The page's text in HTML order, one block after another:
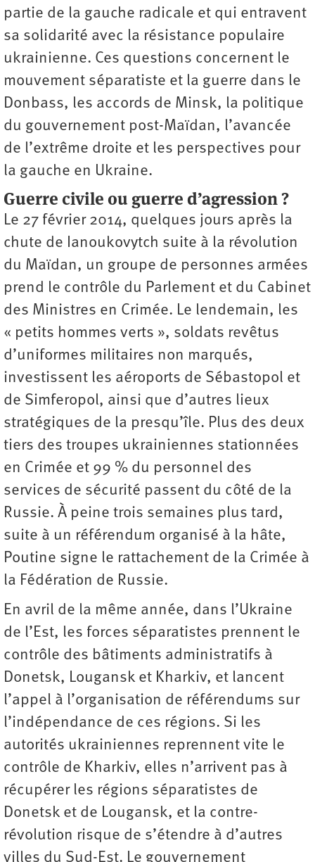
partie de la gauche radicale et qui entravent
sa solidarité avec la résistance populaire
ukrainienne. Ces questions concernent le
mouvement séparatiste et la guerre dans le
Donbass, les accords de Minsk, la politique
du gouvernement post-Maïdan, l’avancée
de l’extrême droite et les perspectives pour
la gauche en Ukraine.
Guerre civile ou guerre d’agression ?
Le 27 février 2014, quelques jours après la
chute de Ianoukovytch suite à la révolution
du Maïdan, un groupe de personnes armées
prend le contrôle du Parlement et du Cabinet
des Ministres en Crimée. Le lendemain, les
« petits hommes verts », soldats revêtus
d’uniformes militaires non marqués,
investissent les aéroports de Sébastopol et
de Simferopol, ainsi que d’autres lieux
stratégiques de la presqu’île. Plus des deux
tiers des troupes ukrainiennes stationnées
en Crimée et 99 % du personnel des
services de sécurité passent du côté de la
Russie. À peine trois semaines plus tard,
suite à un référendum organisé à la hâte,
Poutine signe le rattachement de la Crimée à
la Fédération de Russie.
En avril de la même année, dans l’Ukraine
de l’Est, les forces séparatistes prennent le
contrôle des bâtiments administratifs à
Donetsk, Lougansk et Kharkiv, et lancent
l’appel à l’organisation de référendums sur
l’indépendance de ces régions. Si les
autorités ukrainiennes reprennent vite le
contrôle de Kharkiv, elles n’arrivent pas à
récupérer les régions séparatistes de
Donetsk et de Lougansk, et la contre-
révolution risque de s’étendre à d’autres
villes du Sud-Est. Le gouvernement